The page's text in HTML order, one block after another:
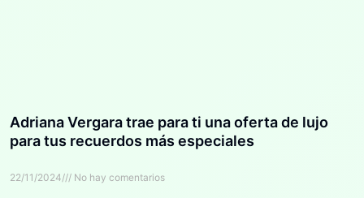
Adriana Vergara trae para ti una oferta de lujo
para tus recuerdos más especiales
22/11/2024 No hay comentarios